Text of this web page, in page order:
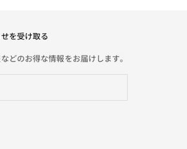
を受け取る
どのお得な情報をお届けします。